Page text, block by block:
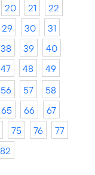
20 21
22
29 30
31
38 39
40
47 48
49
56 57
58
65 66
67
75 76
77
82